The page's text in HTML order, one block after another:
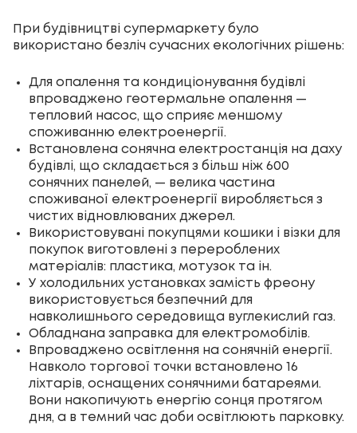
При будівництві супермаркету було
використано безліч сучасних екологічних рішень:
Для опалення та кондиціонування будівлі
впроваджено геотермальне опалення —
тепловий насос, що сприяє меншому
споживанню електроенергії.
Встановлена сонячна електростанція на даху
будівлі, що складається з більш ніж 600
сонячних панелей, — велика частина
споживаної електроенергії виробляється з
чистих відновлюваних джерел.
Використовувані покупцями кошики і візки для
покупок виготовлені з перероблених
матеріалів: пластика, мотузок та ін.
У холодильних установках замість фреону
використовується безпечний для
навколишнього середовища вуглекислий газ.
Обладнана заправка для електромобілів.
Впроваджено освітлення на сонячній енергії.
Навколо торгової точки встановлено 16
ліхтарів, оснащених сонячними батареями.
Вони накопичують енергію сонця протягом
дня, а в темний час доби освітлюють парковку.